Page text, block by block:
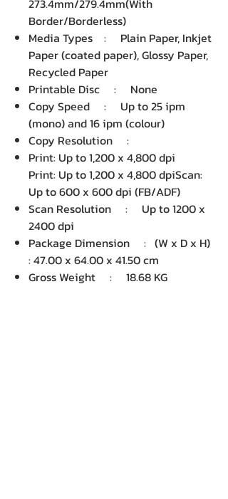
Border/Borderless)
Media Types : Plain Paper, Inkjet
Paper (coated paper), Glossy Paper,
Recycled Paper
Printable Disc : None
Copy Speed : Up to 25 ipm
(mono) and 16 ipm (colour)
Copy Resolution :
Print: Up to 1,200 x 4,800 dpi
Print: Up to 1,200 x 4,800 dpiScan:
Up to 600 x 600 dpi (FB/ADF)
Scan Resolution : Up to 1200 x
2400 dpi
Package Dimension : (W x D x H)
: 47.00 x 64.00 x 41.50 cm
Gross Weight : 18.68 KG